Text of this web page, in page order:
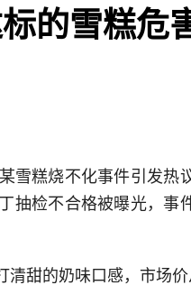
的雪糕危
雪糕烧不化事件引发热
检不合格被曝光，事
甜的奶味口感，市场